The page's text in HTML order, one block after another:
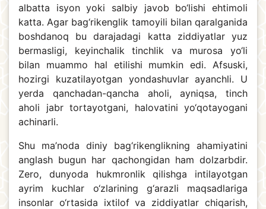
albatta isyon yoki salbiy javob bo‘lishi ehtimoli
katta. Agar bag‘rikenglik tamoyili bilan qaralganida
boshdanoq bu darajadagi katta ziddiyatlar yuz
bermasligi, keyinchalik tinchlik va murosa yo‘li
bilan muammo hal etilishi mumkin edi. Afsuski,
hozirgi kuzatilayotgan yondashuvlar ayanchli. U
yerda qanchadan-qancha aholi, ayniqsa, tinch
aholi jabr tortayotgani, halovatini yo‘qotayogani
achinarli.
Shu ma’noda diniy bag‘rikenglikning ahamiyatini
anglash bugun har qachongidan ham dolzarbdir.
Zero, dunyoda hukmronlik qilishga intilayotgan
ayrim kuchlar o‘zlarining g‘arazli maqsadlariga
insonlar o‘rtasida ixtilof va ziddiyatlar chiqarish,